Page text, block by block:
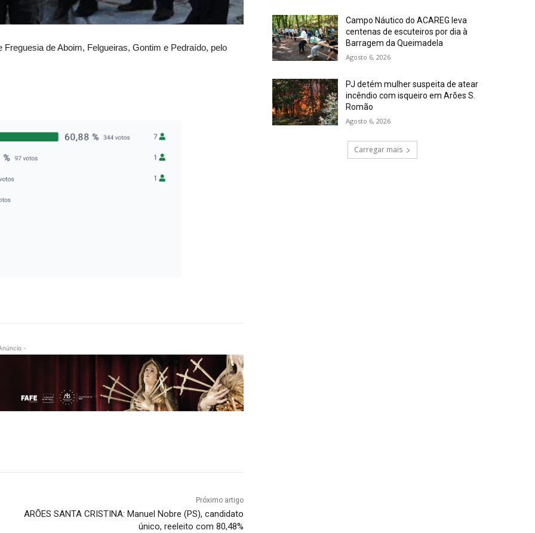
de Aboim, Felgueiras, Gontim e Pedraído, pelo
-
Próximo artigo
ARÕES SANTA CRISTINA: Manuel Nobre (PS), candidato
único, reeleito com 80,48%
Campo Náutico do ACAREG leva
centenas de escuteiros por dia à
Barragem da Queimadela
Agosto 6, 2026
PJ detém mulher suspeita de atear
incêndio com isqueiro em Arões S.
Romão
Agosto 6, 2026
Carregar mais